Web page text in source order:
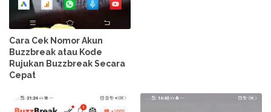
Cara Cek Nomor Akun
Buzzbreak atau Kode
Rujukan Buzzbreak Secara
Cepat